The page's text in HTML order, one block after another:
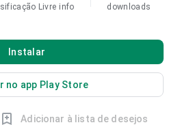
Livre info downloads
Instalar
no app Play Store
Adicionar à lista de desejos